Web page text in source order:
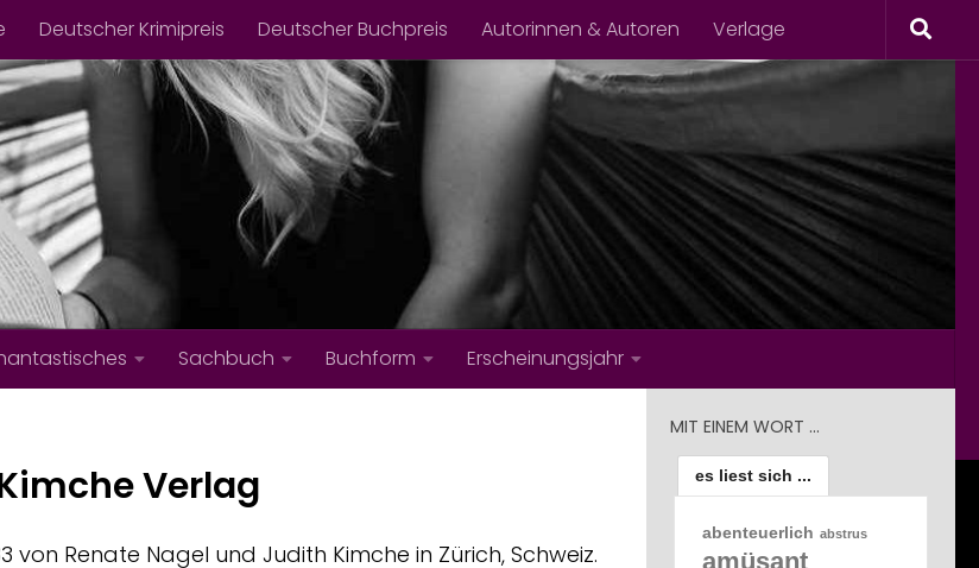
Deutscher Krimipreis Deutscher Buchpreis Autorinnen & Autoren Verlage
Sachbuch Buchform Erscheinungsjahr
Verlag
von Renate Nagel und Judith Kimche in Zürich, Schweiz.
MIT EINEM WORT …
es liest sich ...
abenteuerlich abstrus
amüsant